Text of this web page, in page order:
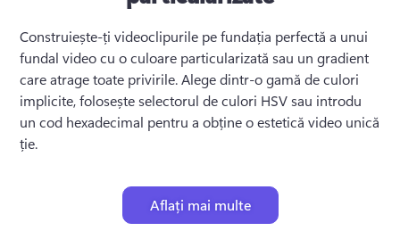
Construiește-ți videoclipurile pe fundația perfectă a unui
fundal video cu o culoare particularizată sau un gradient
care atrage toate privirile. Alege dintr-o gamă de culori
implicite, folosește selectorul de culori HSV sau introdu
un cod hexadecimal pentru a obține o estetică video unică
ție.
Aflați mai multe